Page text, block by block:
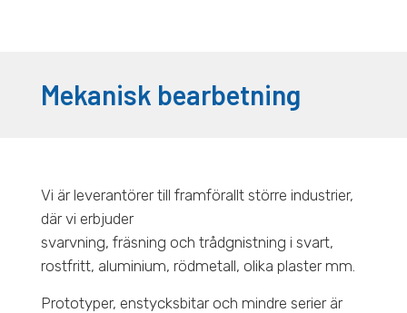
Mekanisk bearbetning
Vi är leverantörer till framförallt större industrier,
där vi erbjuder
svarvning, fräsning och trådgnistning i svart,
rostfritt, aluminium, rödmetall, olika plaster mm.
Prototyper, enstycksbitar och mindre serier är